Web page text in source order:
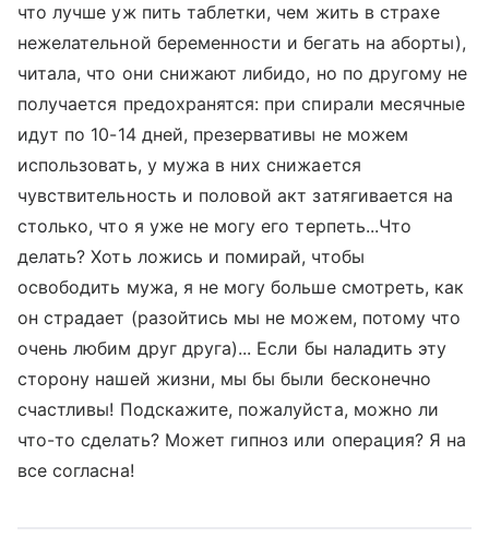
что лучше уж пить таблетки, чем жить в страхе
нежелательной беременности и бегать на аборты),
читала, что они снижают либидо, но по другому не
получается предохранятся: при спирали месячные
идут по 10-14 дней, презервативы не можем
использовать, у мужа в них снижается
чувствительность и половой акт затягивается на
столько, что я уже не могу его терпеть...Что
делать? Хоть ложись и помирай, чтобы
освободить мужа, я не могу больше смотреть, как
он страдает (разойтись мы не можем, потому что
очень любим друг друга)... Если бы наладить эту
сторону нашей жизни, мы бы были бесконечно
счастливы! Подскажите, пожалуйста, можно ли
что-то сделать? Может гипноз или операция? Я на
все согласна!